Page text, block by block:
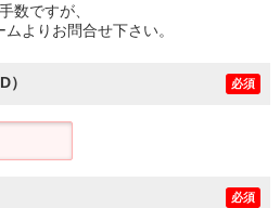
数ですが、
よりお問合せ下さい。
） 必須
必須